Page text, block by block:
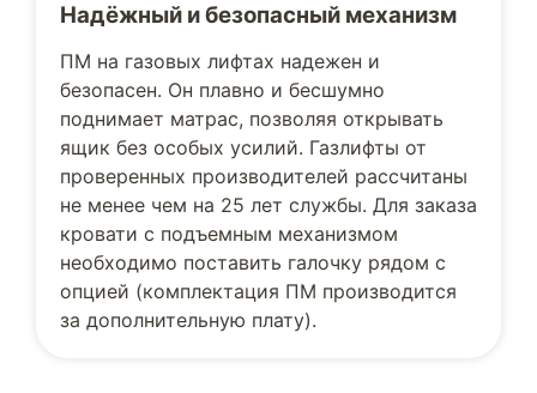
Надёжный и безопасный механизм
ПМ на газовых лифтах надежен и
безопасен. Он плавно и бесшумно
поднимает матрас, позволяя открывать
ящик без особых усилий. Газлифты от
проверенных производителей рассчитаны
не менее чем на 25 лет службы. Для заказа
кровати с подъемным механизмом
необходимо поставить галочку рядом с
опцией (комплектация ПМ производится
за дополнительную плату).